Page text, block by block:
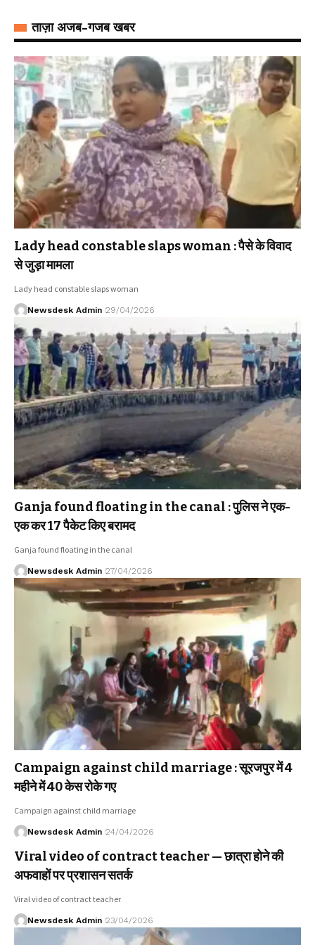
ताज़ा अजब-गजब खबर
Lady head constable slaps woman : पैसे के विवाद
से जुड़ा मामला
Lady head constable slaps woman
Newsdesk Admin 29/04/2026
Ganja found floating in the canal : पुलिस ने एक-
एक कर 17 पैकेट किए बरामद
Ganja found floating in the canal
Newsdesk Admin 27/04/2026
Campaign against child marriage : सूरजपुर में 4
महीने में 40 केस रोके गए
Campaign against child marriage
Newsdesk Admin 24/04/2026
Viral video of contract teacher — छात्रा होने की
अफवाहों पर प्रशासन सतर्क
Viral video of contract teacher
Newsdesk Admin 23/04/2026